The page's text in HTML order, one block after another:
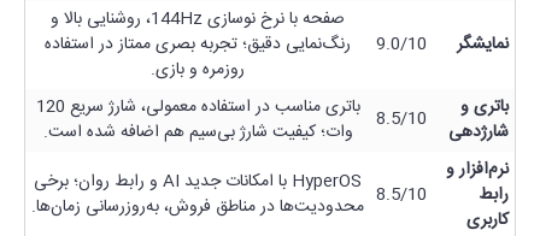
نمایشگر 9.0/10
صفحه با نرخ نوسازی 144Hz، روشنایی بالا و
رنگ‌نمایی دقیق؛ تجربه بصری ممتاز در استفاده
روزمره و بازی.
باتری و
شارژدهی
8.5/10
باتری مناسب در استفاده معمولی، شارژ سریع 120
وات؛ کیفیت شارژ بی‌سیم هم اضافه شده است.
نرم‌افزار و
رابط
کاربری
8.5/10
HyperOS با امکانات جدید AI و رابط روان؛ برخی
محدودیت‌ها در مناطق فروش، به‌روزرسانی زمان‌ها.